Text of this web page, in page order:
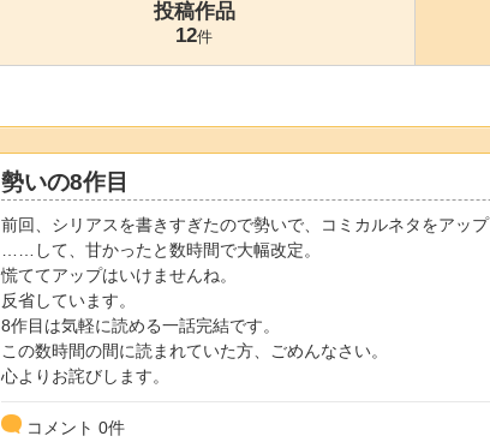
投稿作品
12件
勢いの8作目
前回、シリアスを書きすぎたので勢いで、コミカルネタをアップ
……して、甘かったと数時間で大幅改定。
慌ててアップはいけませんね。
反省しています。
8作目は気軽に読める一話完結です。
この数時間の間に読まれていた方、ごめんなさい。
心よりお詫びします。
コメント 0件